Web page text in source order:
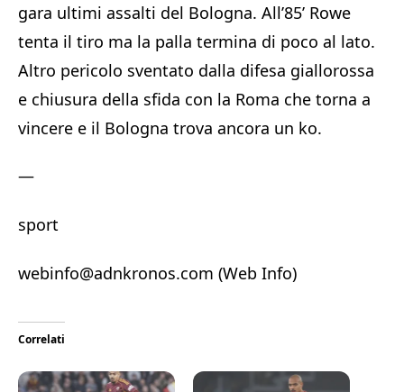
gara ultimi assalti del Bologna. All’85’ Rowe
tenta il tiro ma la palla termina di poco al lato.
Altro pericolo sventato dalla difesa giallorossa
e chiusura della sfida con la Roma che torna a
vincere e il Bologna trova ancora un ko.
—
sport
webinfo@adnkronos.com (Web Info)
Correlati